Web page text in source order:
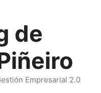
de
Empresarial 2.0